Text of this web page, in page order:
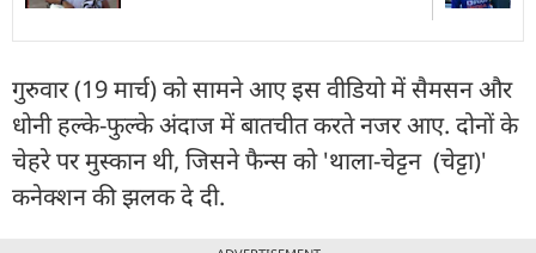
गुरुवार (19 मार्च) को सामने आए इस वीडियो में सैमसन और
धोनी हल्के-फुल्के अंदाज में बातचीत करते नजर आए. दोनों के
चेहरे पर मुस्कान थी, जिसने फैन्स को 'थाला-चेट्टन (चेट्टा)'
कनेक्शन की झलक दे दी.